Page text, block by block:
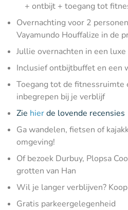
+ ontbijt + toegang tot
Overnachting voor 2
Vayamundo Houffalize in de
Jullie overnachten in een
Inclusief ontbijtbuffet en een
Toegang tot de fitnessruimte
inbegrepen bij je verblijf
Zie hierde lovende recensies
Ga wandelen, fietsen of
omgeving!
Of bezoek Durbuy, Plopsa
grotten van Han
Wil je langer verblijven?
Gratis parkeergelegenheid